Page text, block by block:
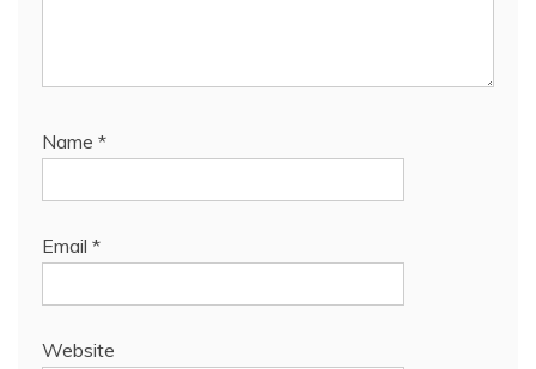
Name *
Email *
Website